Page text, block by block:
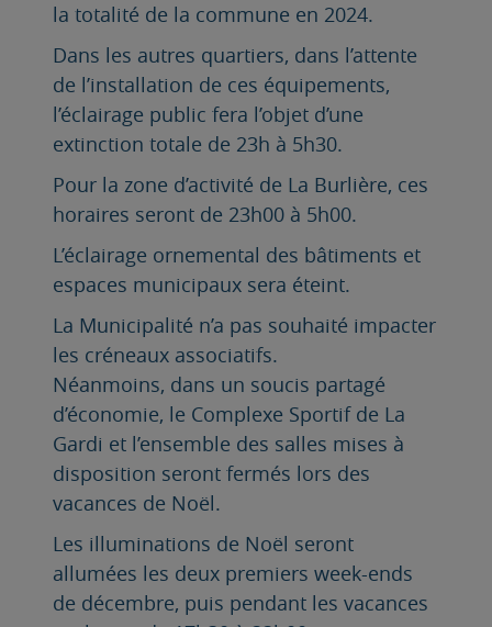
la totalité de la commune en 2024.
Dans les autres quartiers, dans l’attente
de l’installation de ces équipements,
l’éclairage public fera l’objet d’une
extinction totale de 23h à 5h30.
Pour la zone d’activité de La Burlière, ces
horaires seront de 23h00 à 5h00.
L’éclairage ornemental des bâtiments et
espaces municipaux sera éteint.
La Municipalité n’a pas souhaité impacter
les créneaux associatifs.
Néanmoins, dans un soucis partagé
d’économie, le Complexe Sportif de La
Gardi et l’ensemble des salles mises à
disposition seront fermés lors des
vacances de Noël.
Les illuminations de Noël seront
allumées les deux premiers week-ends
de décembre, puis pendant les vacances